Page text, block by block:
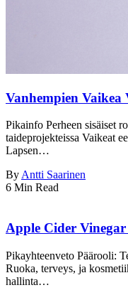
Vanhempien Vaikea
Pikainfo Perheen sisäiset
taideprojekteissa Vaikeat
Lapsen…
By Antti Saarinen
6 Min Read
Apple Cider Vinegar
Pikayhteenveto Päärooli:
Ruoka, terveys, ja
hallinta…